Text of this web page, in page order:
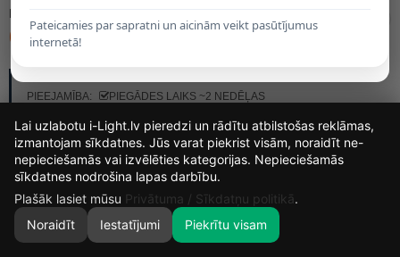
0
MODELIS:
64.95€
PIEEJAMĪBA:
PIEGĀDES LAIKS ~2 NEDĒĻAS
Pateicamies par sapratni un aicinām veikt pasūtījumus
internetā!
16
DIENAS
10
STUNDAS
56
MIN.
7
Lai uzlabotu i-Light.lv pieredzi un rādītu atbilstošas reklāmas,
izmantojam sīkdatnes. Jūs varat piekrist visām, noraidīt ne-
nepieciešamās vai izvēlēties kategorijas. Nepieciešamās
sīkdatnes nodrošina lapas darbību.
Plašāk lasiet mūsu Privātuma / Sīkdatņu politikā.
Noraidīt
Iestatījumi Piekrītu visam